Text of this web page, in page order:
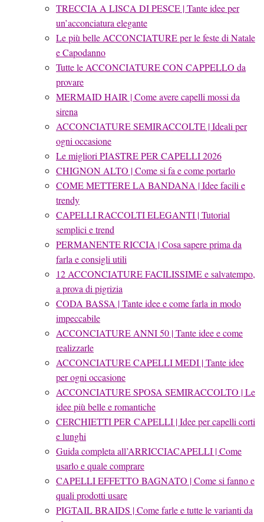
TRECCIA A LISCA DI PESCE | Tante idee per
un’acconciatura elegante
Le più belle ACCONCIATURE per le feste di Natale
e Capodanno
Tutte le ACCONCIATURE CON CAPPELLO da
provare
MERMAID HAIR | Come avere capelli mossi da
sirena
ACCONCIATURE SEMIRACCOLTE | Ideali per
ogni occasione
Le migliori PIASTRE PER CAPELLI 2026
CHIGNON ALTO | Come si fa e come portarlo
COME METTERE LA BANDANA | Idee facili e
trendy
CAPELLI RACCOLTI ELEGANTI | Tutorial
semplici e trend
PERMANENTE RICCIA | Cosa sapere prima da
farla e consigli utili
12 ACCONCIATURE FACILISSIME e salvatempo,
a prova di pigrizia
CODA BASSA | Tante idee e come farla in modo
impeccabile
ACCONCIATURE ANNI 50 | Tante idee e come
realizzarle
ACCONCIATURE CAPELLI MEDI | Tante idee
per ogni occasione
ACCONCIATURE SPOSA SEMIRACCOLTO | Le
idee più belle e romantiche
CERCHIETTI PER CAPELLI | Idee per capelli corti
e lunghi
Guida completa all’ARRICCIACAPELLI | Come
usarlo e quale comprare
CAPELLI EFFETTO BAGNATO | Come si fanno e
quali prodotti usare
PIGTAIL BRAIDS | Come farle e tutte le varianti da